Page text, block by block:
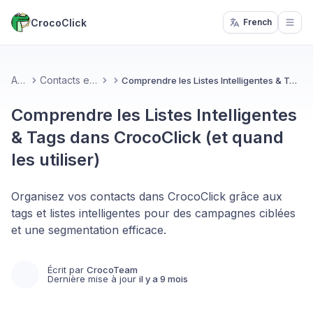
CrocoClick French
Accueil Contacts et Opportunités Comprendre les Listes Intelligentes & Tags dans CrocoClick (et quand les utiliser)
Comprendre les Listes Intelligentes
& Tags dans CrocoClick (et quand
les utiliser)
Organisez vos contacts dans CrocoClick grâce aux
tags et listes intelligentes pour des campagnes ciblées
et une segmentation efficace.
Écrit par CrocoTeam
Dernière mise à jour il y a 9 mois